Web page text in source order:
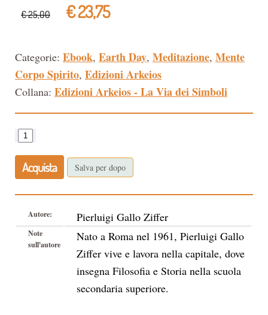
€ 25,00 € 23,75
Categorie: Ebook, Earth Day, Meditazione, Mente
Corpo Spirito, Edizioni Arkeios
Collana: Edizioni Arkeios - La Via dei Simboli
Acquista Salva per dopo
Autore: Pierluigi Gallo Ziffer
Note
sull'autore
Nato a Roma nel 1961, Pierluigi Gallo
Ziffer vive e lavora nella capitale, dove
insegna Filosofia e Storia nella scuola
secondaria superiore.